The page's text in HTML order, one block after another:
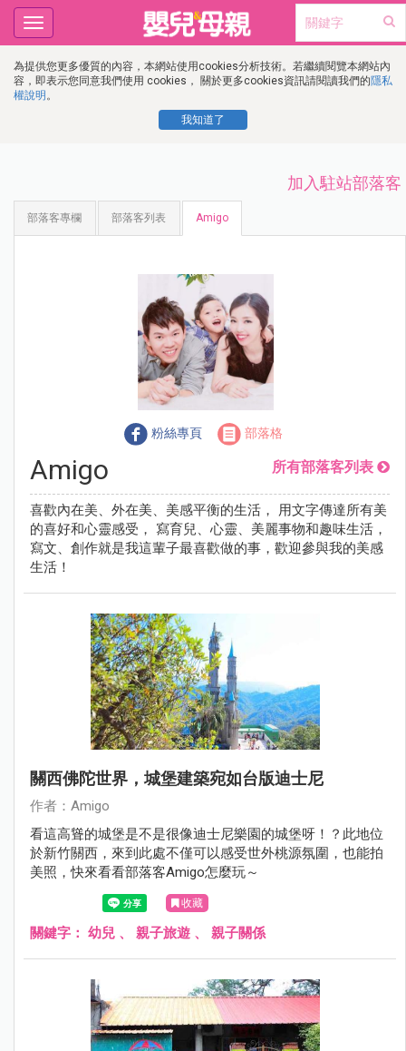
為提供您更多優質的內容，本網站使用cookies分析技術。若繼續閱覽本網站內
容，即表示您同意我們使用 cookies， 關於更多cookies資訊請閱讀我們的隱私
權說明 。
我知道了
Toggle
navigation
加入駐站部落客
部落客專欄 部落客列表 Amigo
粉絲專頁 部落格
Amigo 所有部落客列表
喜歡內在美、外在美、美感平衡的生活， 用文字傳達所有美
的喜好和心靈感受， 寫育兒、心靈、美麗事物和趣味生活，
寫文、創作就是我這輩子最喜歡做的事，歡迎參與我的美感
生活！
關西佛陀世界，城堡建築宛如台版迪士尼
作者：Amigo
看這高聳的城堡是不是很像迪士尼樂園的城堡呀！？此地位
於新竹關西，來到此處不僅可以感受世外桃源氛圍，也能拍
美照，快來看看部落客Amigo怎麼玩～
收藏
關鍵字： 幼兒 、 親子旅遊 、 親子關係